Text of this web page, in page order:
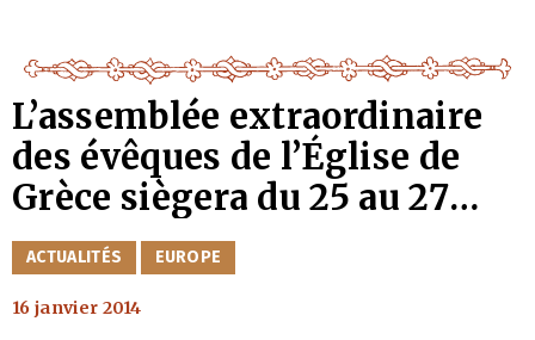
L’assemblée extraordinaire
des évêques de l’Église de
Grèce siègera du 25 au 27
février
CATÉGORIES
ACTUALITÉS EUROPE
16 janvier 2014